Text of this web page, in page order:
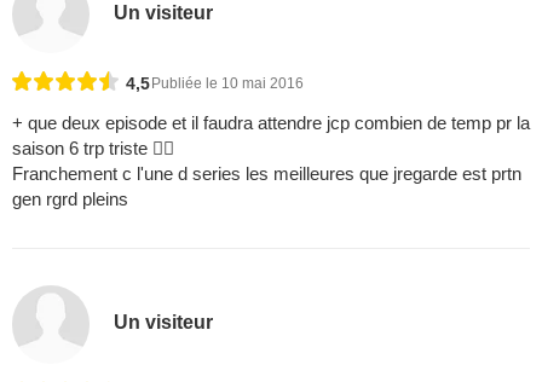
Un visiteur
4,5 Publiée le 10 mai 2016
+ que deux episode et il faudra attendre jcp combien de temp pr la
saison 6 trp triste 
Franchement c l'une d series les meilleures que jregarde est prtn
gen rgrd pleins
Un visiteur